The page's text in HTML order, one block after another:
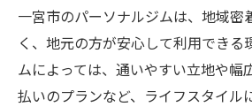
女性限定パーソナルジムの
女性向けサポートが充実
ムの魅力
一宮市のパーソナルジムは、地域密
く、地元の方が安心して利用できる
ムによっては、通いやすい立地や幅
払いのプランなど、ライフスタイル